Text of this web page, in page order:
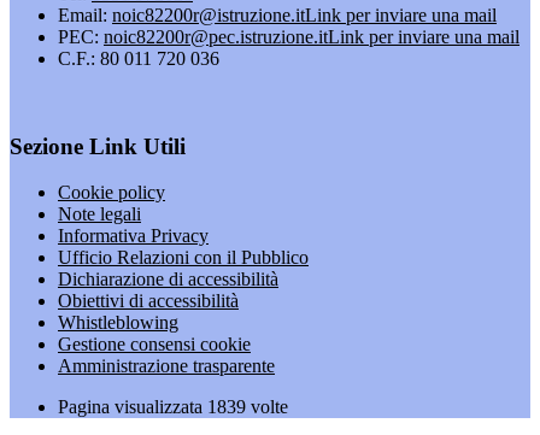
Email: noic82200r@istruzione.itLink per inviare una mail
PEC: noic82200r@pec.istruzione.itLink per inviare una mail
C.F.: 80 011 720 036
Sezione Link Utili
Cookie policy
Note legali
Informativa Privacy
Ufficio Relazioni con il Pubblico
Dichiarazione di accessibilità
Obiettivi di accessibilità
Whistleblowing
Gestione consensi cookie
Amministrazione trasparente
Pagina visualizzata 1839 volte